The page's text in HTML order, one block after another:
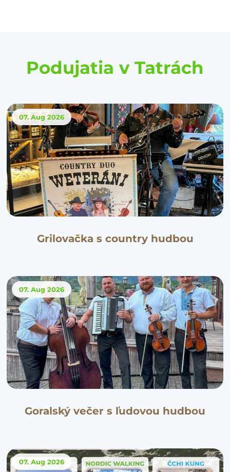
Podujatia v Tatrách
07. Aug 2026
Grilovačka s country hudbou
07. Aug 2026
Goralský večer s ľudovou hudbou
07. Aug 2026